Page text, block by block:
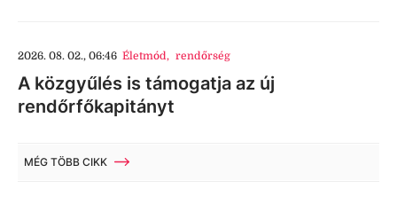
2026. 08. 02., 06:46 Életmód, rendőrség
A közgyűlés is támogatja az új
rendőrfőkapitányt
MÉG TÖBB CIKK